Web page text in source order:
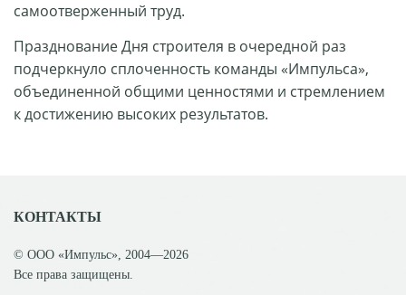
самоотверженный труд.
Празднование Дня строителя в очередной раз
подчеркнуло сплоченность команды «Импульса»,
объединенной общими ценностями и стремлением
к достижению высоких результатов.
КОНТАКТЫ
© ООО «Импульс», 2004—2026
Все права защищены.